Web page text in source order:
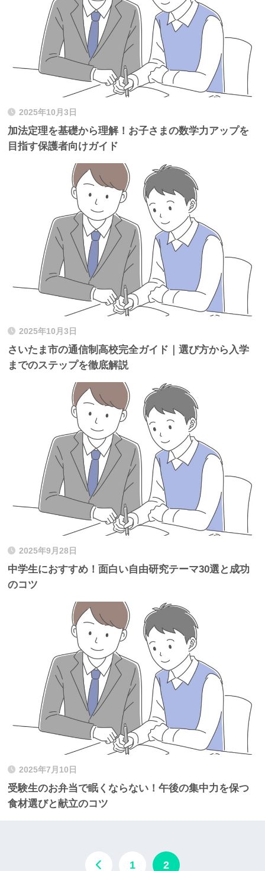
2025年10月3日
加法定理を基礎から理解！お子さまの数学力アップを
目指す保護者向けガイド
2025年10月3日
さいたま市の通信制高校完全ガイド｜選び方から入学
までのステップを徹底解説
2025年9月28日
中学生におすすめ！面白い自由研究テーマ30選と成功
のコツ
2025年7月10日
受験生のお弁当で眠くならない！午後の集中力を保つ
食材選びと献立のコツ
1 2